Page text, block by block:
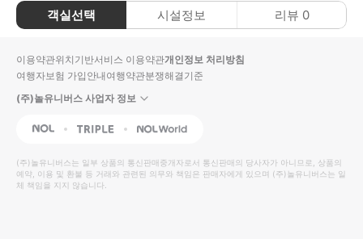
객실선택 시설정보 리뷰 0
이용약관위치기반서비스 이용약관개인정보 처리방침
여행자보험 가입안내여행약관분쟁해결기준
(주)놀유니버스 사업자 정보
NOL Triple Interpark Global
(주)놀유니버스는 일부 상품의 통신판매중개자로서 통신판매의 당사자가 아니므로, 상품의
예약, 이용 및 환불 등 거래와 관련된 의무와 책임은 판매자에게 있으며 (주)놀유니버스는 일
체 책임을 지지 않습니다.